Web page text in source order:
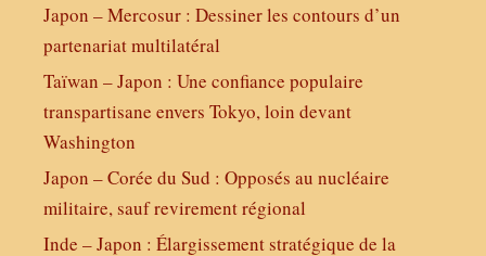
Japon – Mercosur : Dessiner les contours d’un
partenariat multilatéral
Taïwan – Japon : Une confiance populaire
transpartisane envers Tokyo, loin devant
Washington
Japon – Corée du Sud : Opposés au nucléaire
militaire, sauf revirement régional
Inde – Japon : Élargissement stratégique de la